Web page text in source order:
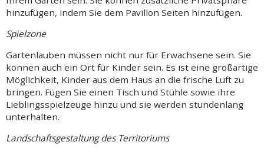
hinzufügen, indem Sie dem Pavillon Seiten hinzufügen.
Spielzone
Gartenlauben müssen nicht nur für Erwachsene sein. Sie
können auch ein Ort für Kinder sein. Es ist eine großartige
Möglichkeit, Kinder aus dem Haus an die frische Luft zu
bringen. Fügen Sie einen Tisch und Stühle sowie ihre
Lieblingsspielzeuge hinzu und sie werden stundenlang
unterhalten.
Landschaftsgestaltung des Territoriums